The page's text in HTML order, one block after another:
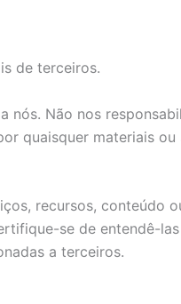
de terceiros.
Não nos
quaisquer materiais
recursos, conteúdo
se de entendê-
a terceiros.